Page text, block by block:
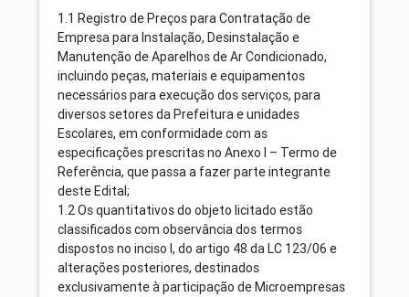
1.1 Registro de Preços para Contratação de
Empresa para Instalação, Desinstalação e
Manutenção de Aparelhos de Ar Condicionado,
incluindo peças, materiais e equipamentos
necessários para execução dos serviços, para
diversos setores da Prefeitura e unidades
Escolares, em conformidade com as
especificações prescritas no Anexo I – Termo de
Referência, que passa a fazer parte integrante
deste Edital;
1.2 Os quantitativos do objeto licitado estão
classificados com observância dos termos
dispostos no inciso I, do artigo 48 da LC 123/06 e
alterações posteriores, destinados
exclusivamente à participação de Microempresas